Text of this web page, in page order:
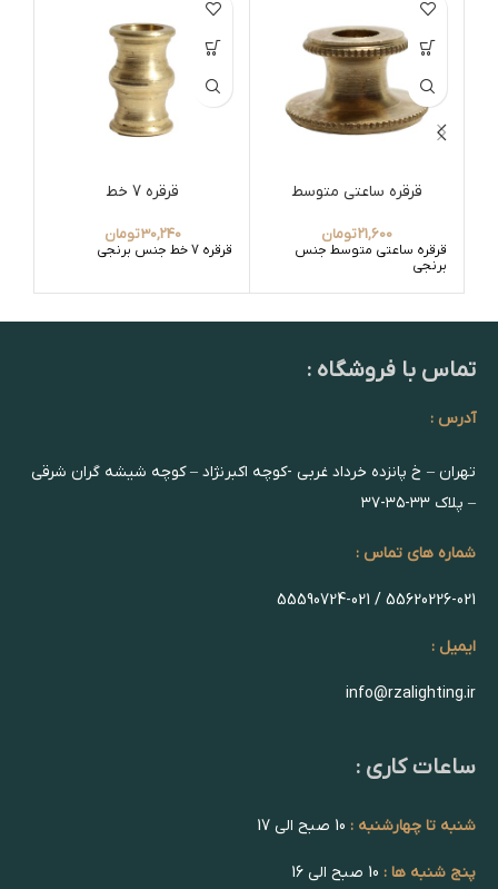
قرقره ساعتی متوسط
21,600تومان
قرقره ساعتی متوسط جنس
برنجی
قرقره 7 خط
30,240تومان
قرقره 7 خط جنس برنجی
تماس با فروشگاه :
آدرس :
تهران – خ پانزده خرداد غربی -کوچه اکبرنژاد – کوچه شیشه گران شرقی
– پلاک ۳۳-۳۵-۳۷
شماره های تماس :
55620226-021 / 55590724-021
ایمیل :
info@rzalighting.ir
ساعات کاری :
شنبه تا چهارشنبه :
پنج شنبه ها :